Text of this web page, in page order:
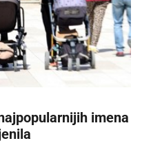
imena